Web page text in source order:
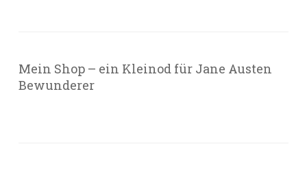
Mein Shop – ein Kleinod für Jane Austen
Bewunderer